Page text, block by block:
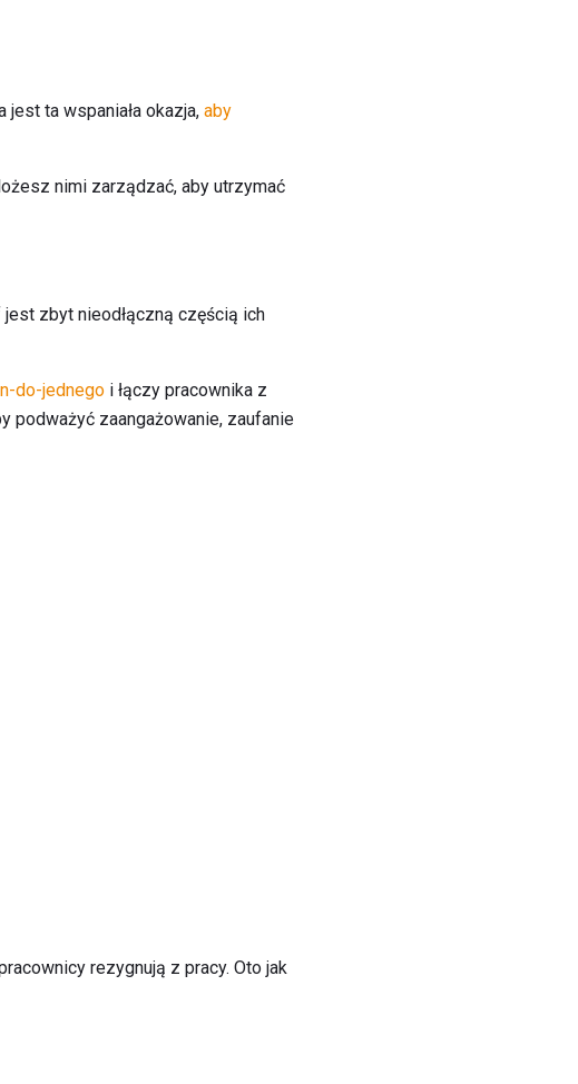
ta wspaniała okazja, aby
nimi zarządzać, aby utrzymać
jest zbyt nieodłączną częścią ich
do-jednego i łączy pracownika z
podważyć zaangażowanie, zaufanie
rezygnują z pracy. Oto jak